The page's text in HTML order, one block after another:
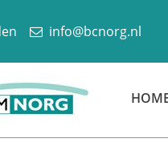
info@bcnorg.nl